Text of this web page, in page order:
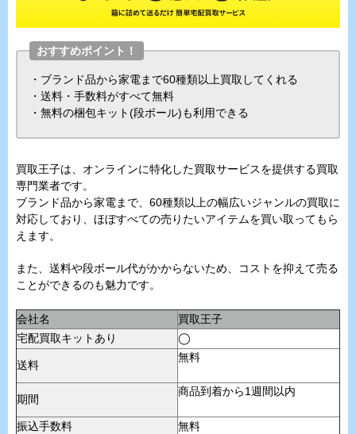
おすすめポイント！
・ブランド品から家電まで60種類以上買取してくれる
・送料・手数料がすべて無料
・無料の梱包キット(段ボール)も利用できる
買取王子は、オンラインに特化した買取サービスを提供する買取
専門業者です。
ブランド品から家電まで、60種類以上の幅広いジャンルの買取に
対応しており、ほぼすべての売りたいアイテムを買い取ってもら
えます。
また、送料や段ボール代がかからないため、コストを抑えて売る
ことができるのも魅力です。
会社名
買取王子
宅配買取キットあり
◯
送料
無料
期間
商品到着から1週間以内
振込手数料
無料